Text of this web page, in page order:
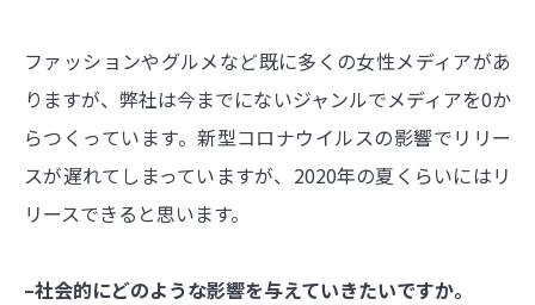
ファッションやグルメなど既に多くの女性メディアがあ
りますが、弊社は今までにないジャンルでメディアを0か
らつくっています。新型コロナウイルスの影響でリリー
スが遅れてしまっていますが、2020年の夏くらいにはリ
リースできると思います。
–社会的にどのような影響を与えていきたいですか。